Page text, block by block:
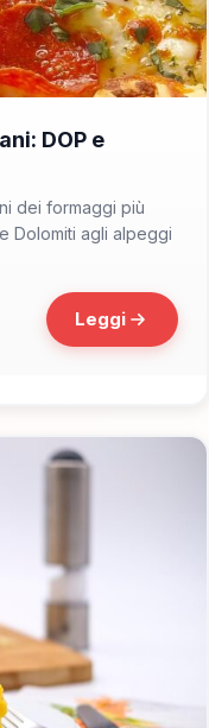
DOP e
dei formaggi più
Dolomiti agli alpeggi
Leggi